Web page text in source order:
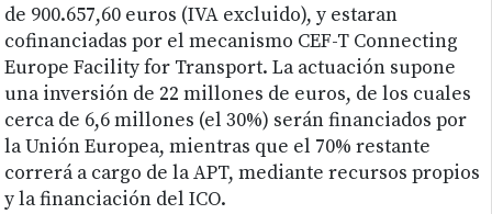
de 900.657,60 euros (IVA excluido), y estaran
cofinanciadas por el mecanismo CEF-T Connecting
Europe Facility for Transport. La actuación supone
una inversión de 22 millones de euros, de los cuales
cerca de 6,6 millones (el 30%) serán financiados por
la Unión Europea, mientras que el 70% restante
correrá a cargo de la APT, mediante recursos propios
y la financiación del ICO.